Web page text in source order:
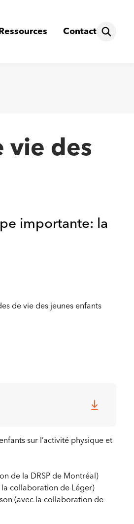
Contact
vie des
importante: la
de vie des jeunes enfants
sur l’activité physique et
de la DRSP de Montréal)
collaboration de Léger)
(avec la collaboration de